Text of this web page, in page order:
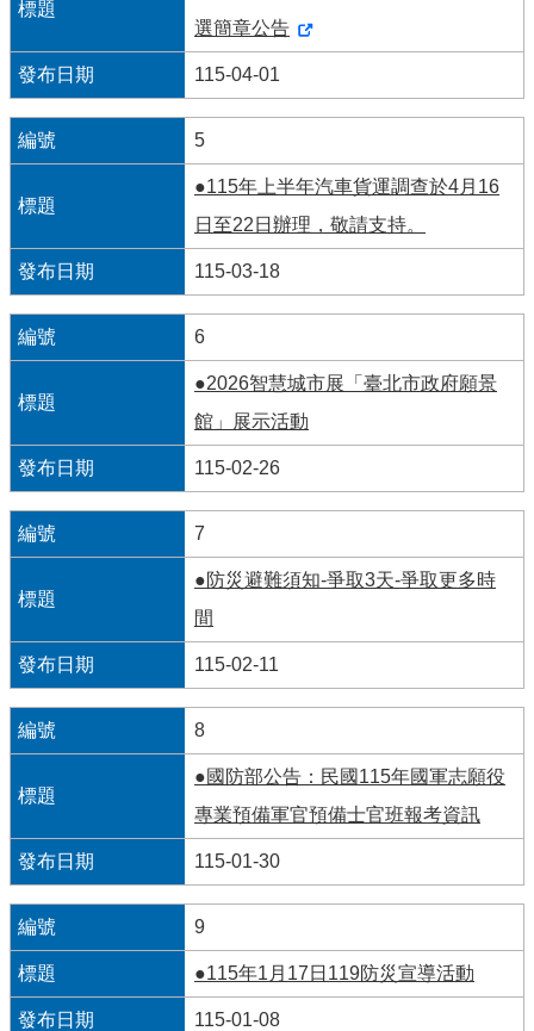
回
首
頁
市
府
English
陳
系
常
見
問
語
詞
彙
卡
政
府
網
站
資
料
開
放
選簡章公告
115-04-01
5
●115年上半年汽車貨運調查於4月16
日至22日辦理，敬請支持。
115-03-18
6
●2026智慧城市展「臺北市政府願景
館」展示活動
115-02-26
7
●防災避難須知-爭取3天-爭取更多時
間
115-02-11
8
●國防部公告：民國115年國軍志願役
專業預備軍官預備士官班報考資訊
115-01-30
9
●115年1月17日119防災宣導活動
115-01-08